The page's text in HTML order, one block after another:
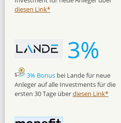
diesen Link*
3%
3% Bonus bei Lande für neue
Anleger auf alle Investments für die
ersten 30 Tage überdiesen Link*